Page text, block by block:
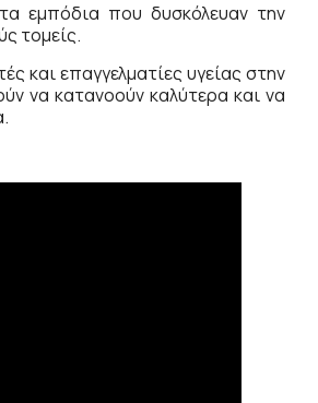
εμπόδια που δυσκόλευαν την
τομείς.
και επαγγελματίες υγείας στην
να κατανοούν καλύτερα και να